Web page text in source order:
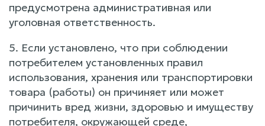
предусмотрена административная или
уголовная ответственность.
5. Если установлено, что при соблюдении
потребителем установленных правил
использования, хранения или транспортировки
товара (работы) он причиняет или может
причинить вред жизни, здоровью и имуществу
потребителя, окружающей среде,